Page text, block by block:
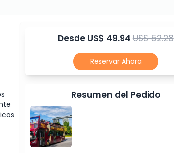
Desde US$ 49.94US$ 52.28
Reservar Ahora
Resumen del Pedido